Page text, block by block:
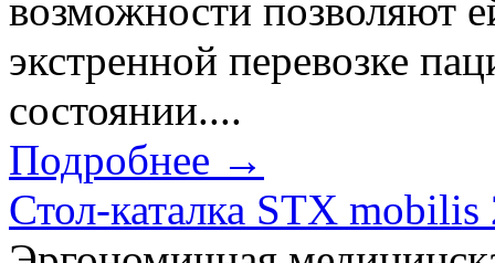
возможности позволяют
экстренной перевозке
состоянии....
Подробнее →
Стол-каталка STX